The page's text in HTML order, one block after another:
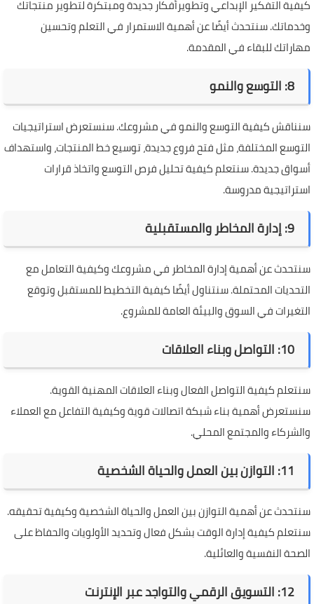
كيفية التفكير الإبداعي وتطويرأفكار جديدة ومبتكرة لتطوير منتجاتك
وخدماتك. سنتحدث أيضًا عن أهمية الاستمرار في التعلم وتحسين
مهاراتك للبقاء في المقدمة.
8: التوسع والنمو
سنناقش كيفية التوسع والنمو في مشروعك. سنستعرض استراتيجيات
التوسع المختلفة، مثل فتح فروع جديدة، توسيع خط المنتجات، واستهداف
أسواق جديدة. سنتعلم كيفية تحليل فرص التوسع واتخاذ قرارات
استراتيجية مدروسة.
9: إدارة المخاطر والمستقبلية
سنتحدث عن أهمية إدارة المخاطر في مشروعك وكيفية التعامل مع
التحديات المحتملة. سنتناول أيضًا كيفية التخطيط للمستقبل وتوقع
التغيرات في السوق والبيئة العامة للمشروع.
10: التواصل وبناء العلاقات
سنتعلم كيفية التواصل الفعال وبناء العلاقات المهنية القوية.
سنستعرض أهمية بناء شبكة اتصالات قوية وكيفية التفاعل مع العملاء
والشركاء والمجتمع المحلي.
11: التوازن بين العمل والحياة الشخصية
سنتحدث عن أهمية التوازن بين العمل والحياة الشخصية وكيفية تحقيقه.
سنتعلم كيفية إدارة الوقت بشكل فعال وتحديد الأولويات والحفاظ على
الصحة النفسية والعائلية.
12: التسويق الرقمي والتواجد عبر الإنترنت